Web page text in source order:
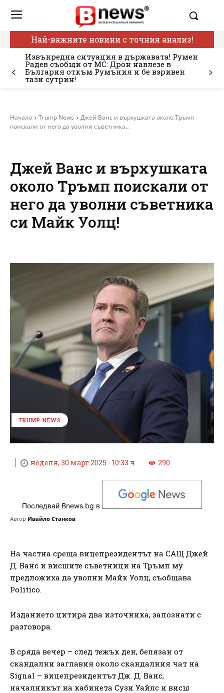
Най-важните новини с точния анализ!
Извънредна ситуация в държавата! Румен
Радев съобщи от МС: Дрон навлезе в
България откъм Румъния и бе взривен
тази сутрин!
Начало Trump News
Джей Ванс и върхушката около Тръмп
поискали от него да уволни съветника...
Джей Ванс и върхушката
около Тръмп поискали от
него да уволни съветника
си Майк Уолц!
TRUMP NEWS
неделя, 30 март 2025 - 10:33 ч. 290
Последвай Bnews.bg в
Автор Ивайло Станков
На частна среща вицепрезидентът на САЩ Джей
Д. Ванс и висшите съветници на Тръмп му
предложиха да уволни Майк Уолц, съобщава
Politico.
Изданието цитира два източника, запознати с
разговора.
В сряда вечер – след тежък ден, белязан от
скандални заглавия около скандалния чат на
Signal – вицепрезидентът Дж. Д. Ванс,
началникът на кабинета Сузи Уайлс и висш